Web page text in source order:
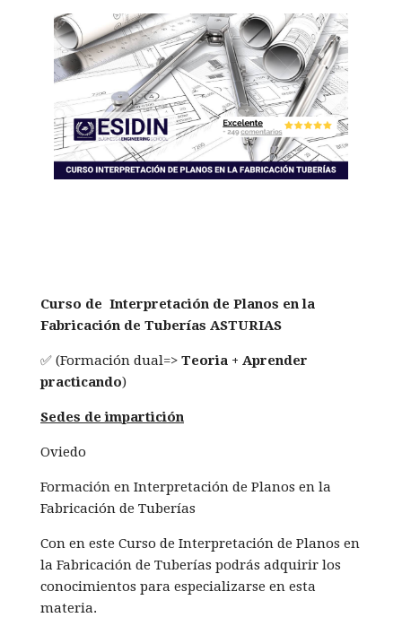
Curso de Interpretación de Planos en la
Fabricación de Tuberías ASTURIAS
✅ (Formación dual=> Teoria + Aprender
practicando)
Sedes de impartición
Oviedo
Formación en Interpretación de Planos en la
Fabricación de Tuberías
Con en este Curso de Interpretación de Planos en
la Fabricación de Tuberías podrás adquirir los
conocimientos para especializarse en esta
materia.